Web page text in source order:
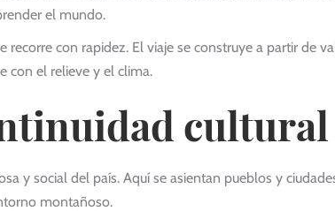
el mundo.
con rapidez. El viaje se construye a partir de
con el relieve y el clima.
cultural
y social del país. Aquí se asientan pueblos y
montañoso.